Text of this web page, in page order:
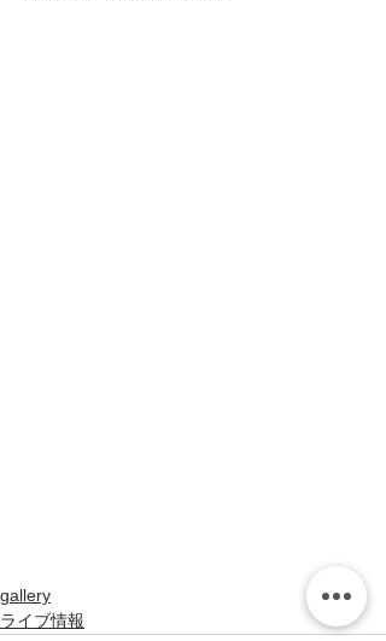
gallery
ライブ情報